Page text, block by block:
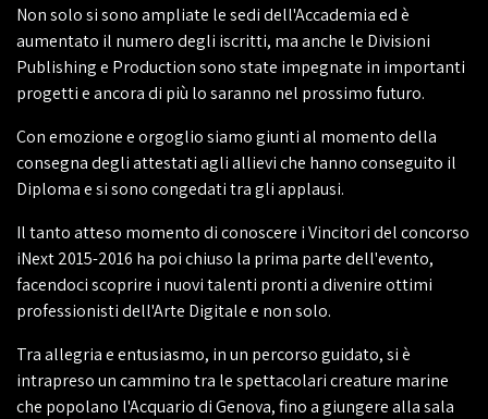
Non solo si sono ampliate le sedi dell'Accademia ed è
aumentato il numero degli iscritti, ma anche le Divisioni
Publishing e Production sono state impegnate in importanti
progetti e ancora di più lo saranno nel prossimo futuro.
Con emozione e orgoglio siamo giunti al momento della
consegna degli attestati agli allievi che hanno conseguito il
Diploma e si sono congedati tra gli applausi.
Il tanto atteso momento di conoscere i Vincitori del concorso
iNext 2015-2016 ha poi chiuso la prima parte dell'evento,
facendoci scoprire i nuovi talenti pronti a divenire ottimi
professionisti dell'Arte Digitale e non solo.
Tra allegria e entusiasmo, in un percorso guidato, si è
intrapreso un cammino tra le spettacolari creature marine
che popolano l'Acquario di Genova, fino a giungere alla sala